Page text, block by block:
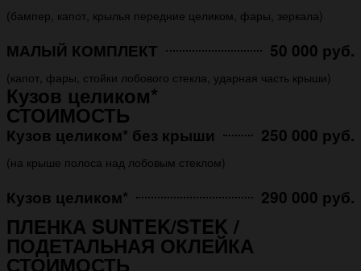
(бампер, капот, крылья передние целиком, фары, зеркала)
МАЛЫЙ КОМПЛЕКТ 50 000 руб.
(капот, фары, стойки лобового стекла, ударная часть крыши)
Кузов целиком*
СТОИМОСТЬ
Кузов целиком* без крыши 250 000 руб.
(на крыше полоса над лобовым стеклом)
Кузов целиком* 290 000 руб.
ПЛЕНКА SUNTEK/STEK /
ПОДЕТАЛЬНАЯ ОКЛЕЙКА
СТОИМОСТЬ